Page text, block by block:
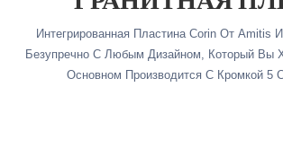
Интегрированная Пластина Corin От Amitis
Безупречно С Любым Дизайном, Который Вы
Основном Производится С Кромкой 5